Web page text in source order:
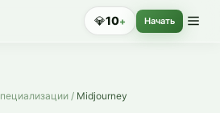
— нанять специалиста
💎10+ Начать
/ Midjourney